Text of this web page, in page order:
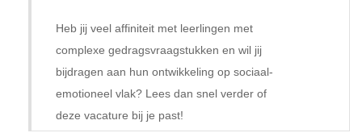
Tijdelijk met uitzicht op vast
Heb jij veel affiniteit met leerlingen met
complexe gedragsvraagstukken en wil jij
bijdragen aan hun ontwikkeling op sociaal-
emotioneel vlak? Lees dan snel verder of
deze vacature bij je past!